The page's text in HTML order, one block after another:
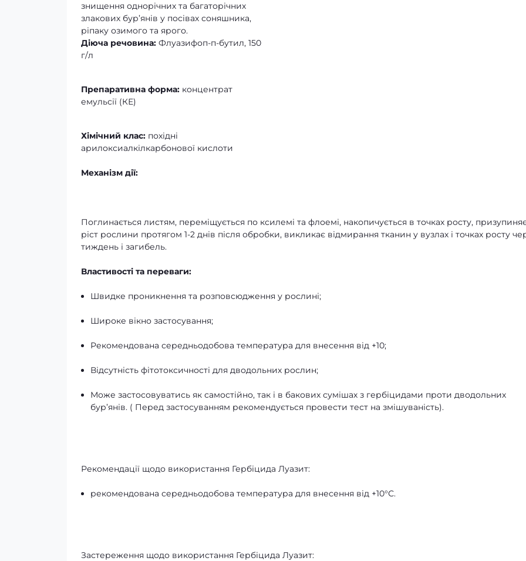
знищення однорічних та багаторічних
злакових бур’янів у посівах соняшника,
ріпаку озимого та ярого.
Діюча речовина: Флуазифоп-п-бутил, 150
г/л
Препаративна форма: концентрат
емульсії (КЕ)
Хімічний клас: похідні
арилоксиалкілкарбонової кислоти
Механізм дії:
Поглинається листям, переміщується по ксилемі та флоемі, накопичується в точках росту,
ріст рослини протягом 1-2 днів після обробки, викликає відмирання тканин у вузлах і точках росту
тиждень і загибель.
Властивості та переваги:
Швидке проникнення та розповсюдження у рослині;
Широке вікно застосування;
Рекомендована середньодобова температура для внесення від +10;
Відсутність фітотоксичності для дводольних рослин;
Може застосовуватись як самостійно, так і в бакових сумішах з гербіцидами проти дводольних
бур’янів. ( Перед застосуванням рекомендується провести тест на змішуваність).
Рекомендації щодо використання Гербіцида Луазит:
рекомендована середньодобова температура для внесення від +10°С.
Застереження щодо використання Гербіцида Луазит: